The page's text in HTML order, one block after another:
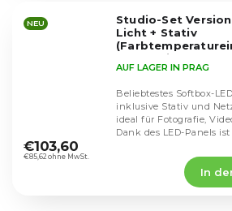
Sternen.
NEU
Studio-Set
Licht + Stativ
Wabengitter)
pro usměrnění
durchschnittliche
Produktbewertung
AUF LAGER IN PRAG
€85,62 ohne MwSt.
€103,60
In
Beliebtestes Softbox-
inklusive Stativ und
ideal für Fotografie,
Dank des LED-Panels